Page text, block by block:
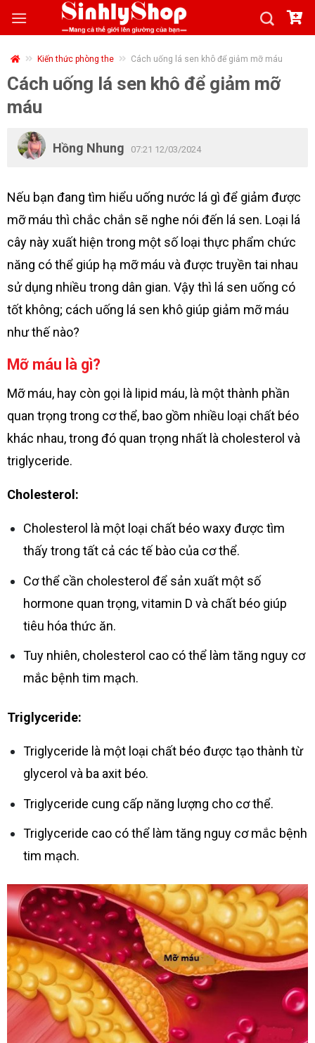
Kiến thức phòng the Cách uống lá sen khô để giảm mỡ máu
Cách uống lá sen khô để giảm mỡ
máu
Hồng Nhung 07:21 12/03/2024
Nếu bạn đang tìm hiểu uống nước lá gì để giảm được
mỡ máu thì chắc chắn sẽ nghe nói đến lá sen. Loại lá
cây này xuất hiện trong một số loại thực phẩm chức
năng có thể giúp hạ mỡ máu và được truyền tai nhau
sử dụng nhiều trong dân gian. Vậy thì lá sen uống có
tốt không; cách uống lá sen khô giúp giảm mỡ máu
như thế nào?
Mỡ máu là gì?
Mỡ máu, hay còn gọi là lipid máu, là một thành phần
quan trọng trong cơ thể, bao gồm nhiều loại chất béo
khác nhau, trong đó quan trọng nhất là cholesterol và
triglyceride.
Cholesterol:
Cholesterol là một loại chất béo waxy được tìm
thấy trong tất cả các tế bào của cơ thể.
Cơ thể cần cholesterol để sản xuất một số
hormone quan trọng, vitamin D và chất béo giúp
tiêu hóa thức ăn.
Tuy nhiên, cholesterol cao có thể làm tăng nguy cơ
mắc bệnh tim mạch.
Triglyceride:
Triglyceride là một loại chất béo được tạo thành từ
glycerol và ba axit béo.
Triglyceride cung cấp năng lượng cho cơ thể.
Triglyceride cao có thể làm tăng nguy cơ mắc bệnh
tim mạch.